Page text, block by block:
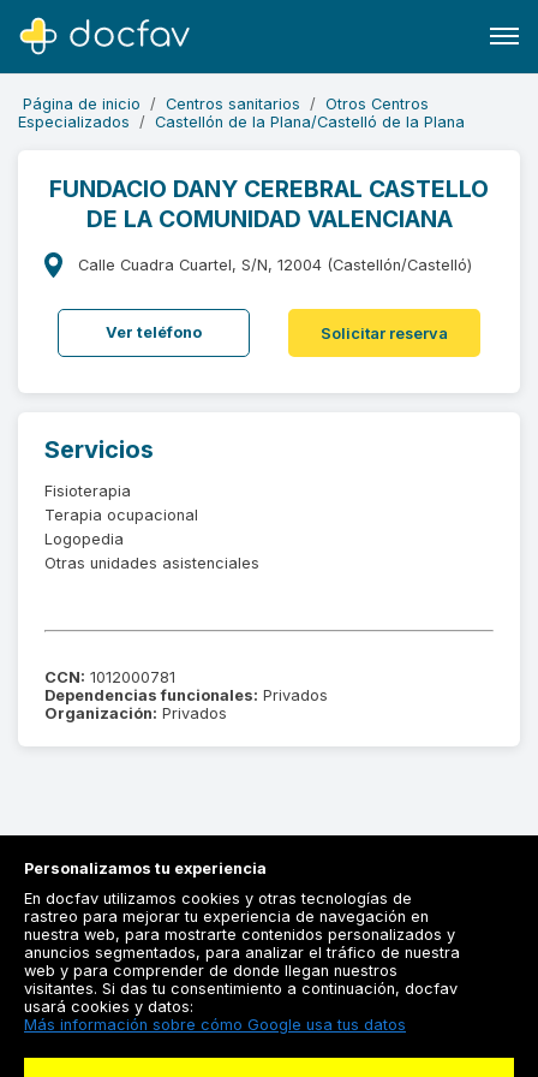
Buscar
Software para clínicas
Soporte
¿Eres un doctor?
Página de inicio Centros sanitarios
Otros Centros
Especializados
Castellón de la Plana/Castelló de la Plana
FUNDACIO DANY CEREBRAL CASTELLO
DE LA COMUNIDAD VALENCIANA
Calle Cuadra Cuartel, S/N, 12004 (Castellón/Castelló)
Ver teléfono Solicitar reserva
Servicios
Fisioterapia
Terapia ocupacional
Logopedia
Otras unidades asistenciales
CCN: 1012000781
Dependencias funcionales: Privados
Organización: Privados
Registrarse
Docfav
Personalizamos tu experiencia
En docfav utilizamos cookies y otras tecnologías de
rastreo para mejorar tu experiencia de navegación en
nuestra web, para mostrarte contenidos personalizados y
anuncios segmentados, para analizar el tráfico de nuestra
web y para comprender de donde llegan nuestros
visitantes. Si das tu consentimiento a continuación, docfav
usará cookies y datos:
Más información sobre cómo Google usa tus datos